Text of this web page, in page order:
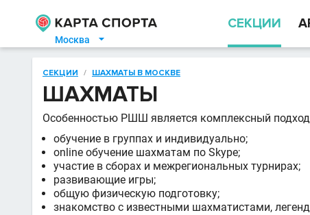
Москва 
СЕКЦИИ
СЕКЦИИ / ШАХМАТЫ В МОСКВЕ
ШАХМАТЫ
Особенностью РШШ является комплексный
обучение в группах и индивидуально;
online обучение шахматам по Skype;
участие в сборах и межрегиональных турнирах;
развивающие игры;
общую физическую подготовку;
знакомство с известными шахматистами,